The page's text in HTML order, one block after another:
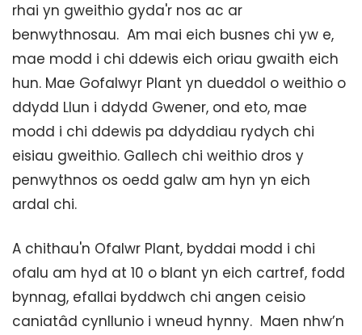
rhai yn gweithio gyda'r nos ac ar
benwythnosau. Am mai eich busnes chi yw e,
mae modd i chi ddewis eich oriau gwaith eich
hun. Mae Gofalwyr Plant yn dueddol o weithio o
ddydd Llun i ddydd Gwener, ond eto, mae
modd i chi ddewis pa ddyddiau rydych chi
eisiau gweithio. Gallech chi weithio dros y
penwythnos os oedd galw am hyn yn eich
ardal chi.
A chithau'n Ofalwr Plant, byddai modd i chi
ofalu am hyd at 10 o blant yn eich cartref, fodd
bynnag, efallai byddwch chi angen ceisio
caniatâd cynllunio i wneud hynny. Maen nhw’n